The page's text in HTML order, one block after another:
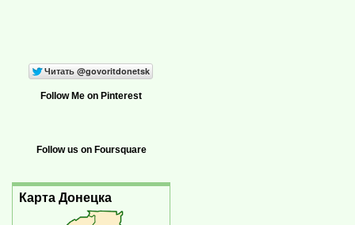
Follow Me on Pinterest
Follow us on Foursquare
Карта Донецка